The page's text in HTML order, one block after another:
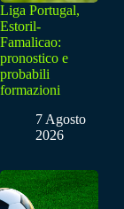
Liga Portugal,
Estoril-
Famalicao:
pronostico e
probabili
formazioni
7 Agosto
2026